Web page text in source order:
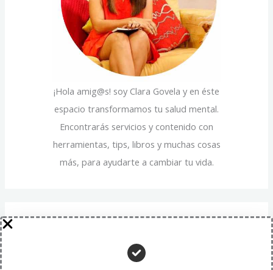
¡Hola amig@s! soy Clara Govela y en éste
espacio transformamos tu salud mental.
Encontrarás servicios y contenido con
herramientas, tips, libros y muchas cosas
más, para ayudarte a cambiar tu vida.
Beneficios psicológicos de la paciencia: una virtud que